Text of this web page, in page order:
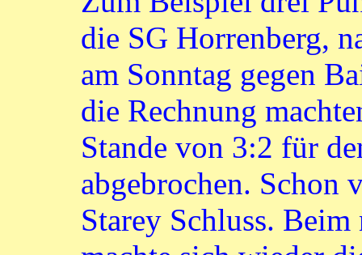
die SG Horrenberg,
am Sonntag gegen
die Rechnung
Stande von 3:2 für
abgebrochen. Schon
Starey Schluss.